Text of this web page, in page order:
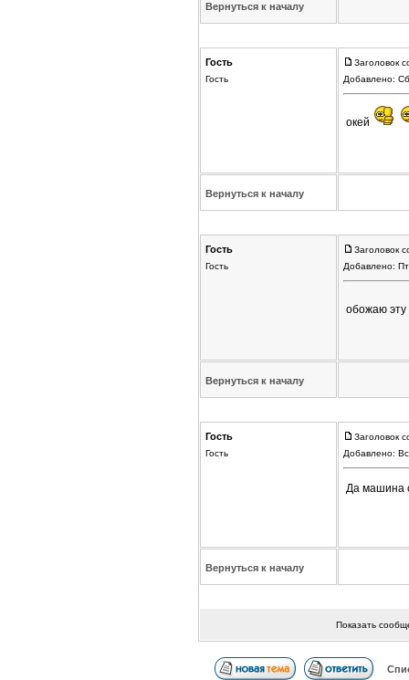
Вернуться к началу
Гость
Гость
Заголовок
Добавлено:
окей
Вернуться к началу
Гость
Гость
Заголовок
Добавлено:
обожаю эту
Вернуться к началу
Гость
Гость
Заголовок
Добавлено:
Да машина
Вернуться к началу
Показать